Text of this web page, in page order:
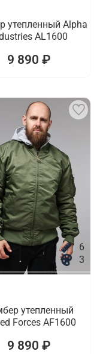
утепленный Alpha
AL1600
9 890 ₽
6
3
утепленный
Forces AF1600
9 890 ₽